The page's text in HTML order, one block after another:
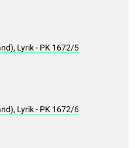
Lyrik - PK 1672/5
Lyrik - PK 1672/6